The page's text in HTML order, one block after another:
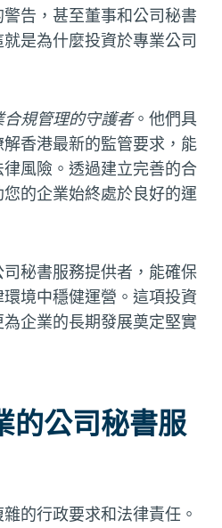
告，甚至董事和公司秘書
是為什麼投資於專業公司
規管理的守護者。他們具
香港最新的監管要求，能
風險。透過建立完善的合
的企業始終處於良好的運
秘書服務提供者，能確保
境中穩健運營。這項投資
企業的長期發展奠定堅實
的公司秘書服
的行政要求和法律責任。